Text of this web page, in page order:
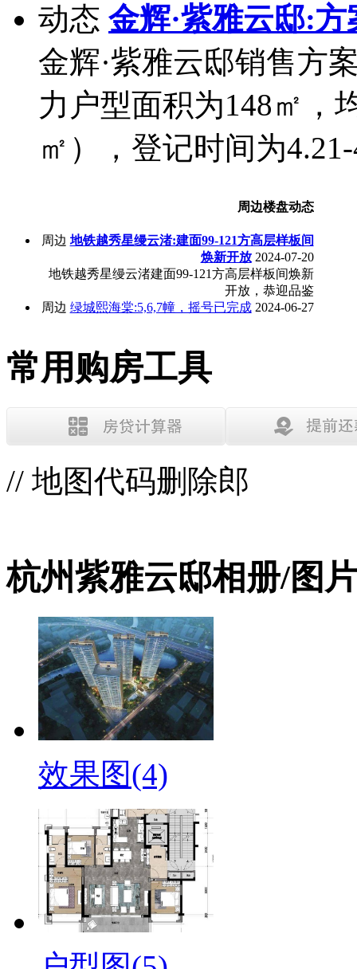
动态 金辉·紫雅云邸:
金辉·紫雅云邸销售方
力户型面积为148㎡，
㎡），登记时间为
周边楼盘动态
周边 地铁越秀星缦云渚:建面99-121方高层样板间
焕新开放 2024-07-20
地铁越秀星缦云渚建面99-121方高层样板间焕新
开放，恭迎品鉴
周边 绿城熙海棠:5,6,7幢，摇号已完成 2024-06-27
常用购房工具
// 地图代码删除郎
杭州紫雅云邸相册/图
效果图(4)